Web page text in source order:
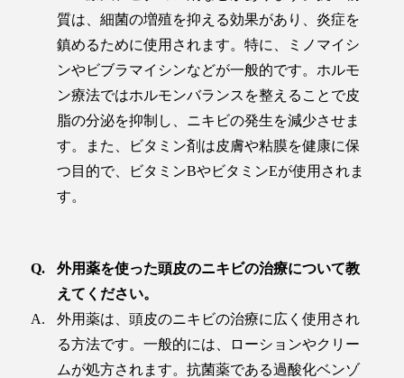
質は、細菌の増殖を抑える効果があり、炎症を
鎮めるために使用されます。特に、ミノマイシ
ンやビブラマイシンなどが一般的です。ホルモ
ン療法ではホルモンバランスを整えることで皮
脂の分泌を抑制し、ニキビの発生を減少させま
す。また、ビタミン剤は皮膚や粘膜を健康に保
つ目的で、ビタミンBやビタミンEが使用されま
す。
外用薬を使った頭皮のニキビの治療について教
えてください。
外用薬は、頭皮のニキビの治療に広く使用され
る方法です。一般的には、ローションやクリー
ムが処方されます。抗菌薬である過酸化ベンゾ